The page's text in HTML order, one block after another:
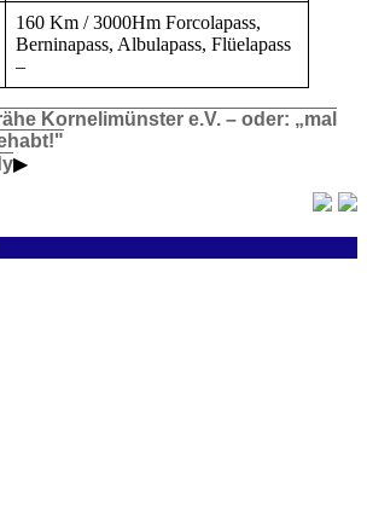
160 Km / 3000Hm Forcolapass,
Berninapass, Albulapass, Flüelapass
–
Kornelimünster e.V. – oder: „mal
▶